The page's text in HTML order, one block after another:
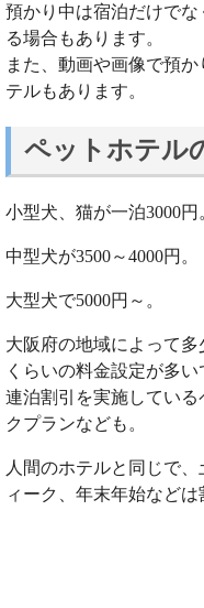
預かり中は宿泊だけで
る場合もあります。
また、動画や画像で預
テルもあります。
ペットホテル
小型犬、猫が一泊3000円
中型犬が3500～4000円。
大型犬で5000円～。
大阪府の地域によって
くらいの料金設定が多い
連泊割引を実施してい
クプランなども。
人間のホテルと同じで
ィーク、年末年始などは